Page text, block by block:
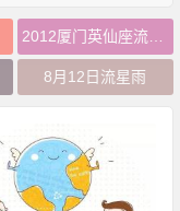
2012厦门英仙座流星雨
8月12日流星雨